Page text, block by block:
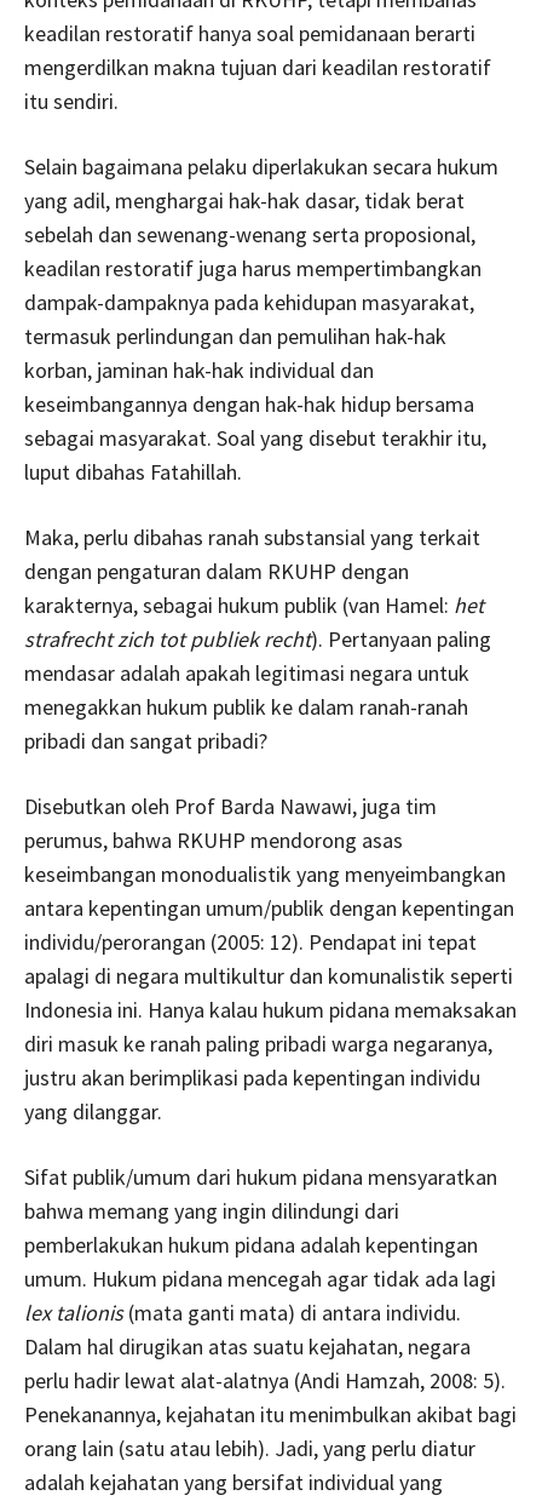
keadilan restoratif hanya soal pemidanaan berarti
mengerdilkan makna tujuan dari keadilan restoratif
itu sendiri.
Selain bagaimana pelaku diperlakukan secara hukum
yang adil, menghargai hak-hak dasar, tidak berat
sebelah dan sewenang-wenang serta proposional,
keadilan restoratif juga harus mempertimbangkan
dampak-dampaknya pada kehidupan masyarakat,
termasuk perlindungan dan pemulihan hak-hak
korban, jaminan hak-hak individual dan
keseimbangannya dengan hak-hak hidup bersama
sebagai masyarakat. Soal yang disebut terakhir itu,
luput dibahas Fatahillah.
Maka, perlu dibahas ranah substansial yang terkait
dengan pengaturan dalam RKUHP dengan
karakternya, sebagai hukum publik (van Hamel: het
strafrecht zich tot publiek recht). Pertanyaan paling
mendasar adalah apakah legitimasi negara untuk
menegakkan hukum publik ke dalam ranah-ranah
pribadi dan sangat pribadi?
Disebutkan oleh Prof Barda Nawawi, juga tim
perumus, bahwa RKUHP mendorong asas
keseimbangan monodualistik yang menyeimbangkan
antara kepentingan umum/publik dengan kepentingan
individu/perorangan (2005: 12). Pendapat ini tepat
apalagi di negara multikultur dan komunalistik seperti
Indonesia ini. Hanya kalau hukum pidana memaksakan
diri masuk ke ranah paling pribadi warga negaranya,
justru akan berimplikasi pada kepentingan individu
yang dilanggar.
Sifat publik/umum dari hukum pidana mensyaratkan
bahwa memang yang ingin dilindungi dari
pemberlakukan hukum pidana adalah kepentingan
umum. Hukum pidana mencegah agar tidak ada lagi
lex talionis(mata ganti mata) di antara individu.
Dalam hal dirugikan atas suatu kejahatan, negara
perlu hadir lewat alat-alatnya (Andi Hamzah, 2008: 5).
Penekanannya, kejahatan itu menimbulkan akibat bagi
orang lain (satu atau lebih). Jadi, yang perlu diatur
adalah kejahatan yang bersifat individual yang